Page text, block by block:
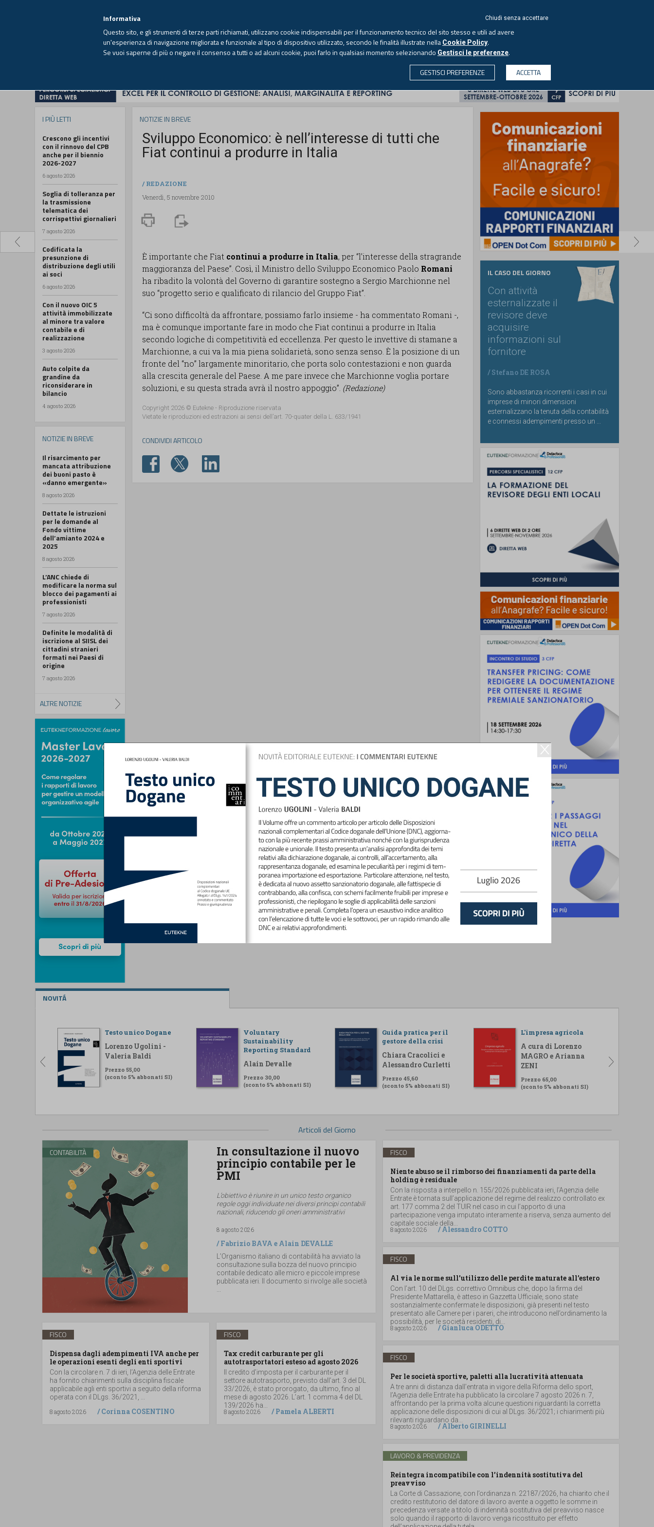
Sabato, 8 agosto 2026 -Aggiornato alle 6.00
ECONOMIA & SOCIETÀ PROFESSIONI
I PIÙ LETTI
Crescono gli incentivi
con il rinnovo del CPB
anche per il biennio
2026-2027
6 agosto 2026
Soglia di tolleranza per
la trasmissione
telematica dei
corrispettivi giornalieri
7 agosto 2026
Codificata la
presunzione di
distribuzione degli utili
ai soci
6 agosto 2026
Con il nuovo OIC 5
attività immobilizzate
al minore tra valore
contabile e di
realizzazione
3 agosto 2026
Auto colpite da
grandine da
riconsiderare in
bilancio
4 agosto 2026
NOTIZIE IN BREVE
Il risarcimento per
mancata attribuzione
dei buoni pasto è
«danno emergente»
8 agosto 2026
Dettate le istruzioni
per le domande al
Fondo vittime
dell’amianto 2024 e
2025
8 agosto 2026
L’ANC chiede di
modificare la norma sul
blocco dei pagamenti ai
professionisti
7 agosto 2026
Definite le modalità di
iscrizione al SIISL dei
cittadini stranieri
formati nei Paesi di
origine
7 agosto 2026
ALTRE NOTIZIE
NOTIZIE IN BREVE
Sviluppo Economico: è nell’interesse di tutti che
Fiat continui a produrre in Italia
/ REDAZIONE
Venerdì, 5 novembre 2010
È importante che Fiat continui a produrre in Italia, per “l’interesse della stragrande
maggioranza del Paese”. Così, il Ministro dello Sviluppo Economico Paolo Romani
ha ribadito la volontà del Governo di garantire sostegno a Sergio Marchionne nel
suo “progetto serio e qualificato di rilancio del Gruppo Fiat”.
“Ci sono difficoltà da affrontare, possiamo farlo insieme - ha commentato Romani -,
ma è comunque importante fare in modo che Fiat continui a produrre in Italia
secondo logiche di competitività ed eccellenza. Per questo le invettive di stamane a
Marchionne, a cui va la mia piena solidarietà, sono senza senso. È la posizione di un
fronte del “no” largamente minoritario, che porta solo contestazioni e non guarda
alla crescita generale del Paese. A me pare invece che Marchionne voglia portare
soluzioni, e su questa strada avrà il nostro appoggio”. (Redazione)
Copyright 2026 © Eutekne - Riproduzione riservata
Vietate le riproduzioni ed estrazioni ai sensi dell’art. 70-quater della L. 633/1941
CONDIVIDI ARTICOLO
IL CASO DEL GIORNO
Con attività
esternalizzate il
revisore deve
acquisire
informazioni sul
fornitore
/Stefano DE ROSA
Sono abbastanza ricorrenti i casi in cui
imprese di minori dimensioni
esternalizzano la tenuta della contabilità
e connessi adempimenti presso un ...
NOVITÁ
Testo unico Dogane
Lorenzo Ugolini -
Valeria Baldi
Prezzo 55,00
(sconto 5% abbonati SI)
Voluntary
Sustainability
Reporting Standard
Alain Devalle
Prezzo 30,00
(sconto 5% abbonati SI)
Guida pratica per il
gestore della crisi
Chiara Cracolici e
Alessandro Curletti
Prezzo 45,60
(sconto 5% abbonati SI)
L'impresa agricola
A cura di Lorenzo
MAGRO e Arianna
ZENI
Prezzo 65,00
(sconto 5% abbonati SI)
Articoli del Giorno
CONTABILITÀ
In consultazione il nuovo
principio contabile per le
PMI
L’obiettivo è riunire in un unico testo organico
regole oggi individuate nei diversi principi contabili
nazionali, riducendo gli oneri amministrativi
8 agosto 2026
/Fabrizio BAVA e Alain DEVALLE
L’Organismo italiano di contabilità ha avviato la
consultazione sulla bozza del nuovo principio
contabile dedicato alle micro e piccole imprese
pubblicata ieri. Il documento si rivolge alle società
...
FISCO
Dispensa dagli adempimenti IVA anche per
le operazioni esenti degli enti sportivi
Con la circolare n. 7 di ieri, l’Agenzia delle Entrate
ha fornito chiarimenti sulla disciplina fiscale
applicabile agli enti sportivi a seguito della riforma
operata con il DLgs. 36/2021, ...
8 agosto 2026
/Corinna COSENTINO
FISCO
Tax credit carburante per gli
autotrasportatori esteso ad agosto 2026
Il credito d’imposta per il carburante per il
settore autotrasporto, previsto dall’art. 3 del DL
33/2026, è stato prorogato, da ultimo, fino al
mese di agosto 2026. L’art. 1 comma 4 del DL
139/2026 ha...
8 agosto 2026
/Pamela ALBERTI
FISCO
Niente abuso se il rimborso dei finanziamenti da parte della
holding è residuale
Con la risposta a interpello n. 155/2026 pubblicata ieri, l’Agenzia delle
Entrate è tornata sull’applicazione del regime del realizzo controllato ex
art. 177 comma 2 del TUIR nel caso in cui l’apporto di una
partecipazione venga imputato interamente a riserva, senza aumento del
capitale sociale della...
8 agosto 2026
/Alessandro COTTO
FISCO
Al via le norme sull’utilizzo delle perdite maturate all’estero
Con l’art. 10 del DLgs. correttivo Omnibus che, dopo la firma del
Presidente Mattarella, è atteso in Gazzetta Ufficiale, sono state
sostanzialmente confermate le disposizioni, già presenti nel testo
presentato alle Camere per i pareri, che introducono nell’ordinamento la
possibilità, per le società residenti, di...
8 agosto 2026
/Gianluca ODETTO
FISCO
Per le società sportive, paletti alla lucratività attenuata
A tre anni di distanza dall’entrata in vigore della Riforma dello sport,
l’Agenzia delle Entrate ha pubblicato la circolare 7 agosto 2026 n. 7,
affrontando per la prima volta alcune questioni riguardanti la corretta
applicazione delle disposizioni di cui al DLgs. 36/2021; i chiarimenti più
rilevanti riguardano da...
8 agosto 2026
/Alberto GIRINELLI
LAVORO & PREVIDENZA
Reintegra incompatibile con l’indennità sostitutiva del
preavviso
La Corte di Cassazione, con l’ordinanza n. 22187/2026, ha chiarito che il
credito restitutorio del datore di lavoro avente a oggetto le somme in
precedenza versate a titolo di indennità sostitutiva del preavviso nasce
solo quando il rapporto di lavoro venga ricostituito per effetto
Chiudi senza accettare
Informativa
Questo sito, e gli strumenti di terze parti richiamati, utilizzano cookie indispensabili per il funzionamento tecnico del sito stesso e utili ad avere
un'esperienza di navigazione migliorata e funzionale al tipo di dispositivo utilizzato, secondo le finalità illustrate nella Cookie Policy.
Se vuoi saperne di più o negare il consenso a tutti o ad alcuni cookie, puoi farlo in qualsiasi momento selezionando Gestisci le preferenze.
GESTISCI PREFERENZE
ACCETTA